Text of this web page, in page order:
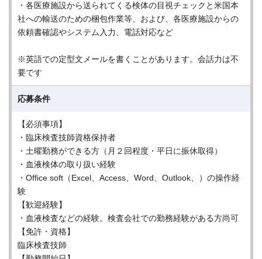
・各医療施設から送られてくる検体の目視チェックと米国本
社への輸送のための梱包作業等、および、各医療施設からの
依頼書確認やシステム入力、電話対応など
※英語での定型文メールを書くことがあります。会話力は不
要です
応募条件
【必須事項】
・臨床検査技師資格保持者
・土曜勤務ができる方（月２回程度・平日に振休取得）
・血液検体の取り扱い経験
・Office soft（Excel、Access、Word、Outlook、）の操作経
験
【歓迎経験】
・血液検査などの経験。検査会社での勤務経験がある方尚可
【免許・資格】
臨床検査技師